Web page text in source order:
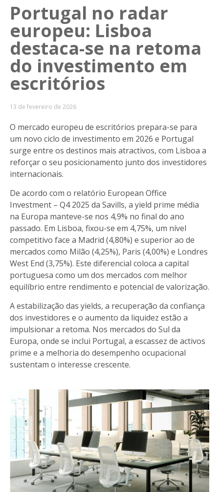
Portugal no radar
europeu: Lisboa
destaca-se na retoma
do investimento em
escritórios
13 de fevereiro de 2026
O mercado europeu de escritórios prepara-se para
um novo ciclo de investimento em 2026 e Portugal
surge entre os destinos mais atractivos, com Lisboa a
reforçar o seu posicionamento junto dos investidores
internacionais.
De acordo com o relatório European Office
Investment – Q4 2025 da Savills, a yield prime média
na Europa manteve-se nos 4,9% no final do ano
passado. Em Lisboa, fixou-se em 4,75%, um nível
competitivo face a Madrid (4,80%) e superior ao de
mercados como Milão (4,25%), Paris (4,00%) e Londres
West End (3,75%). Este diferencial coloca a capital
portuguesa como um dos mercados com melhor
equilíbrio entre rendimento e potencial de valorização.
A estabilização das yields, a recuperação da confiança
dos investidores e o aumento da liquidez estão a
impulsionar a retoma. Nos mercados do Sul da
Europa, onde se inclui Portugal, a escassez de activos
prime e a melhoria do desempenho ocupacional
sustentam o interesse crescente.